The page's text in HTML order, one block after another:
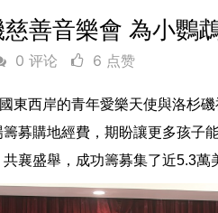
善音樂會 為小鸚
0 评论 6 点赞
東西岸的青年愛樂天使與洛杉
募購地經費，期盼讓更多孩子
襄盛舉，成功籌募集了近5.3萬